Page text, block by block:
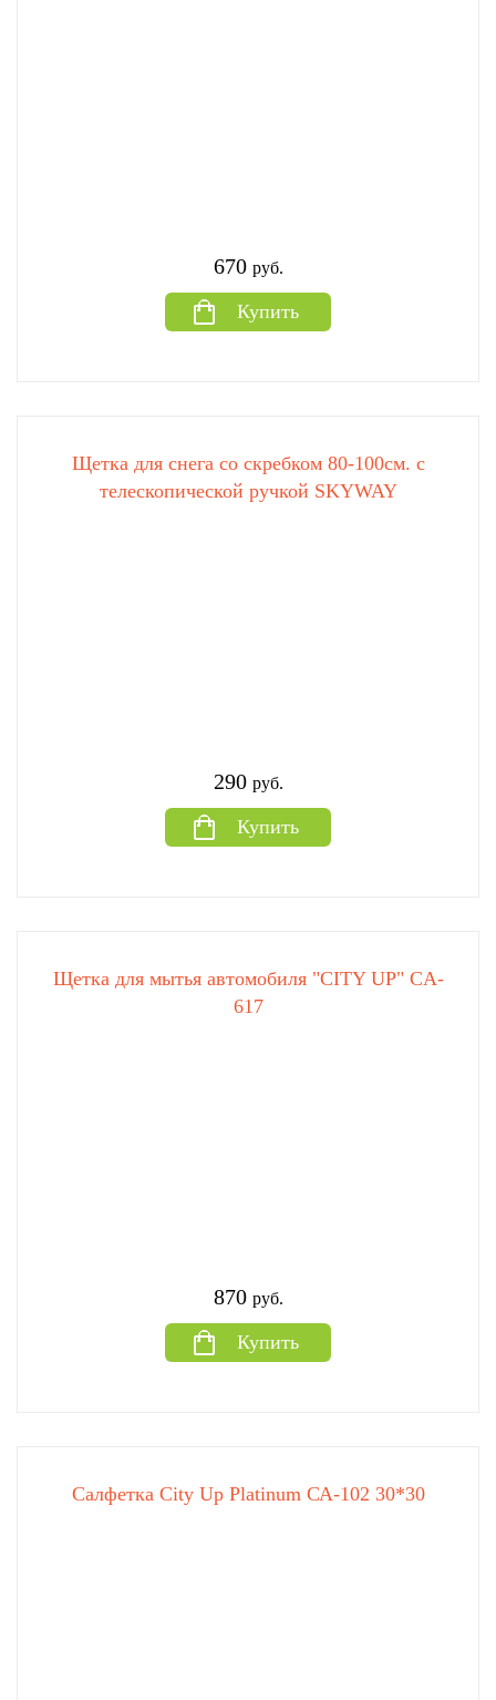
670 руб.
Купить
Щетка для снега со скребком 80-100см. с
телескопической ручкой SKYWAY
290 руб.
Купить
Щетка для мытья автомобиля "CITY UP" CA-
617
870 руб.
Купить
Салфетка City Up Platinum СА-102 30*30